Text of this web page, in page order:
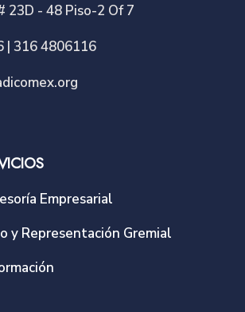
23D - 48 Piso-2 Of 7
| 316 4806116
Empresarial
y Representación Gremial